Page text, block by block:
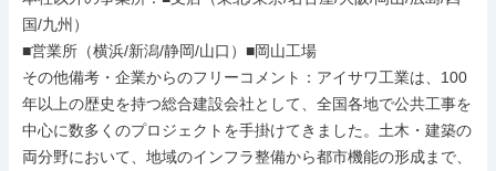
国/九州）
■営業所（横浜/新潟/静岡/山口）■岡山工場
その他備考・企業からのフリーコメント：アイサワ工業は、100
年以上の歴史を持つ総合建設会社として、全国各地で公共工事を
中心に数多くのプロジェクトを手掛けてきました。土木・建築の
両分野において、地域のインフラ整備から都市機能の形成まで、